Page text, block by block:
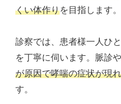
くい体作りを目指します。
診察では、患者様一人ひ
を丁寧に伺います。脈診
が原因で哮喘の症状が現
す。